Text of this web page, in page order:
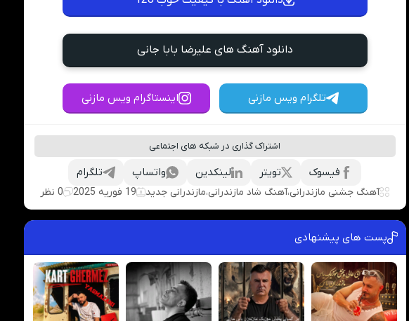
دانلود آهنگ های علیرضا بابا جانی
تلگرام ویس مازنی اینستاگرام ویس مازنی
اشتراک گذاری در شبکه های اجتماعی
تلگرام واتساپ لینکدین تویتر فیسوک
آهنگ جشنی مازندرانی،آهنگ شاد مازندرانی،مازندرانی جدید 19 فوریه 2025 0 نظر
پست های پیشنهادی